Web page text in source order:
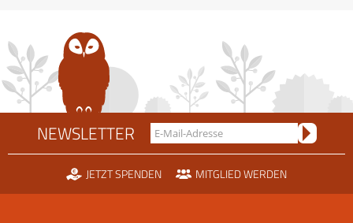
NEWSLETTER
JETZT SPENDEN MITGLIED WERDEN